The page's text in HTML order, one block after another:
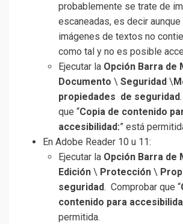
probablemente se trate de
escaneadas, es decir aunque
imágenes de textos no
como tal y no es posible
Ejecutar la Opción Barra de
Documento \ Seguridad \
propiedades de seguridad
que “Copia de contenido
accesibilidad:” está
En Adobe Reader 10 u 11:
Ejecutar la Opción Barra de
Edición \ Protección \
seguridad. Comprobar que “
contenido para
permitida.